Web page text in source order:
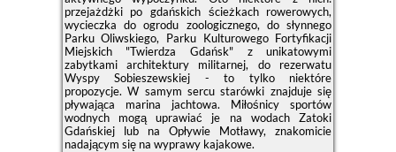
przejażdżki po gdańskich ścieżkach rowerowych,
wycieczka do ogrodu zoologicznego, do słynnego
Parku Oliwskiego, Parku Kulturowego Fortyfikacji
Miejskich "Twierdza Gdańsk" z unikatowymi
zabytkami architektury militarnej, do rezerwatu
Wyspy Sobieszewskiej - to tylko niektóre
propozycje. W samym sercu starówki znajduje się
pływająca marina jachtowa. Miłośnicy sportów
wodnych mogą uprawiać je na wodach Zatoki
Gdańskiej lub na Opływie Motławy, znakomicie
nadającym się na wyprawy kajakowe.